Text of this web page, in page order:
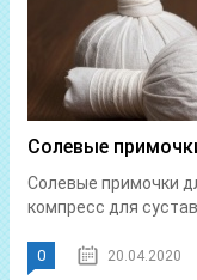
Солевые
Солевые примочки
компресс для
0 20.04.2020